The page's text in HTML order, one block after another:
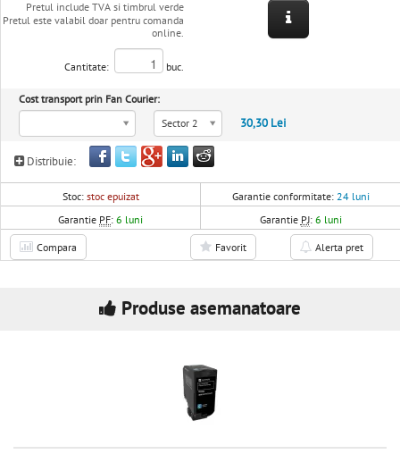
Pretul include TVA si timbrul verde
Pretul este valabil doar pentru comanda
online.
Cantitate: buc.
Cost transport prin Fan Courier:
Sector 2
30,30 Lei
Distribuie:
Stoc: stoc epuizat Garantie conformitate: 24 luni
Garantie PF:6 luni Garantie PJ: 6 luni
Compara Favorit Alerta pret
Produse asemanatoare